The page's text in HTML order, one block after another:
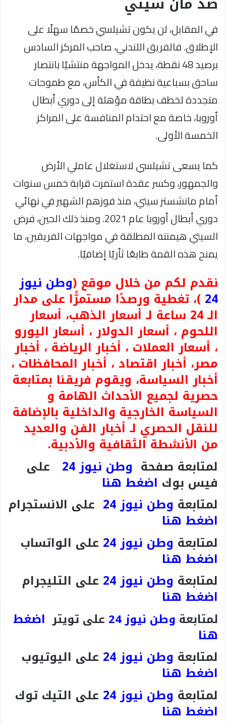
في المقابل، لن يكون تشيلسي خصمًا سهلًا على
الإطلاق. فالفريق اللندني، صاحب المركز السادس
برصيد 48 نقطة، يدخل المواجهة منتشيًا بانتصار
ساحق بسباعية نظيفة في الكأس، مع طموحات
متجددة لخطف بطاقة مؤهلة إلى دوري أبطال
أوروبا، خاصة مع احتدام المنافسة على المراكز
الخمسة الأولى.
كما يسعى تشيلسي لاستغلال عاملي الأرض
والجمهور، وكسر عقدة استمرت قرابة خمس سنوات
أمام مانشستر سيتي، منذ فوزهم الشهير في نهائي
دوري أبطال أوروبا عام 2021. ومنذ ذلك الحين، فرض
السيتي هيمنته المطلقة في مواجهات الفريقين، ما
يمنح هذه القمة طابعًا ثأريًا إضافيًا.
نقدم لكم من خلال موقع (وطن نيوز
24 )، تغطية ورصدًا مستمرًّا على مدار
الـ 24 ساعة لـ أسعار الذهب، أسعار
اللحوم ، أسعار الدولار ، أسعار اليورو
، أسعار العملات ، أخبار الرياضة ، أخبار
مصر، أخبار اقتصاد ، أخبار المحافظات ،
أخبار السياسة، ويقوم فريقنا بمتابعة
حصرية لجميع الأحداث الهامة و
السياسة الخارجية والداخلية بالإضافة
للنقل الحصري لـ أخبار الفن والعديد
من الأنشطة الثقافية والأدبية.
لمتابعة صفحة وطن نيوز 24 على
فيس بوك اضغط هنا
لمتابعة وطن نيوز 24 على الانستجرام
اضغط هنا
لمتابعة وطن نيوز 24 على الواتساب
اضغط هنا
لمتابعة وطن نيوز 24 على التليجرام
اضغط هنا
لمتابعة وطن نيوز 24 على تويتر اضغط
هنا
لمتابعة وطن نيوز 24 على اليوتيوب
اضغط هنا
لمتابعة وطن نيوز 24 على التيك توك
اضغط هنا